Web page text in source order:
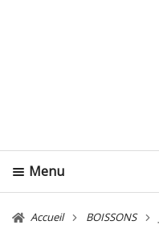
Menu
Accueil BOISSONS